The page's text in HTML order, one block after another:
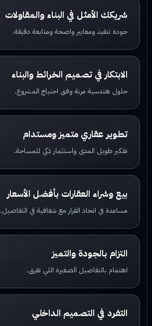
شريكك الأمثل في البناء والمقاولات
جودة تنفيذ ومعايير واضحة ومتابعة دقيقة.
الابتكار في تصميم الخرائط والبناء
حلول هندسية مرنة وفق احتياج المشروع.
تطوير عقاري متميز ومستدام
تفكير طويل المدى واستثمار ذكي للمساحة.
بيع وشراء العقارات بأفضل الأسعار
مساعدة في اتخاذ القرار مع شفافية في التفاصيل.
التزام بالجودة والتميز
اهتمام بالتفاصيل الصغيرة اللي تفرق.
التفرد في التصميم الداخلي